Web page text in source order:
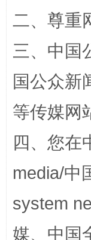
国家大学
二、尊重
三、中国
国公众新
等传媒网
四、您在
media/中
system
媒、中国